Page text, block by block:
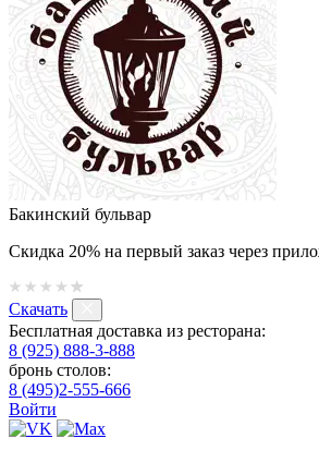
Бакинский бульвар
Скидка 20% на первый заказ через
Скачать
Бесплатная доставка из ресторана:
8 (925) 888-3-888
бронь столов:
8 (495)2-555-666
Войти